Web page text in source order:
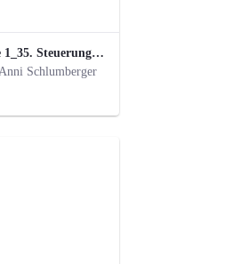
20230517 Anlage 1_35. Steuerungskreis.pdf
Schlumberger